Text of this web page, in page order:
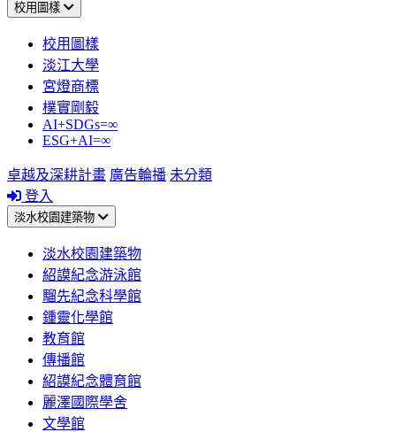
校用圖樣
校用圖樣
淡江大學
宮燈商標
樸實剛毅
AI+SDGs=∞
ESG+AI=∞
卓越及深耕計畫 廣告輪播 未分類
登入
淡水校園建築物
淡水校園建築物
紹謨紀念游泳館
騮先紀念科學館
鍾靈化學館
教育館
傳播館
紹謨紀念體育館
麗澤國際學舍
文學館